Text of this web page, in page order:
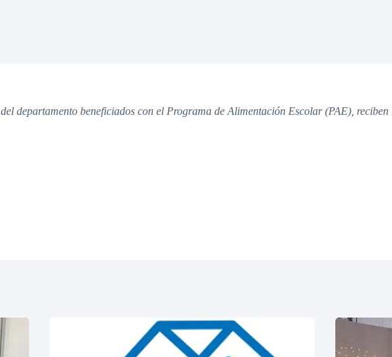
departamento beneficiados con el Programa de Alimentación Escolar (PAE),